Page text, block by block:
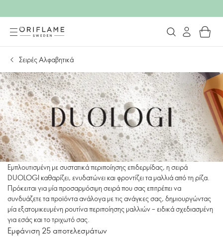
Σειρές Αλφαβητικά
Εμπλουτισμένη με συστατικά περιποίησης επιδερμίδας, η σειρά
DUOLOGI καθαρίζει, ενυδατώνει και φροντίζει τα μαλλιά από τη ρίζα.
Πρόκειται για μία προσαρμόσιμη σειρά που σας επιτρέπει να
συνδυάζετε τα προϊόντα ανάλογα με τις ανάγκες σας, δημιουργώντας
μία εξατομικευμένη ρουτίνα περιποίησης μαλλιών – ειδικά σχεδιασμένη
για εσάς και το τριχωτό σας.
Εμφάνιση 25 αποτελεσμάτων